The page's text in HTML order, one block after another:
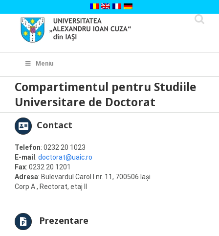
to
content
Meniu
Compartimentul pentru Studiile
Universitare de Doctorat
Contact
Telefon: 0232 20 1023
E-mail : doctorat@uaic.ro
Fax: 0232 20 1201
Adresa: Bulevardul Carol I nr. 11, 700506 Iaşi
Corp A , Rectorat, etaj II
Prezentare